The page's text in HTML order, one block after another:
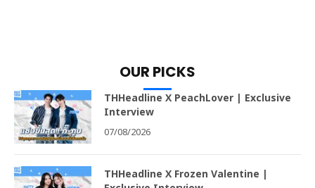
OUR PICKS
THHeadline X PeachLover | Exclusive
Interview
07/08/2026
THHeadline X Frozen Valentine |